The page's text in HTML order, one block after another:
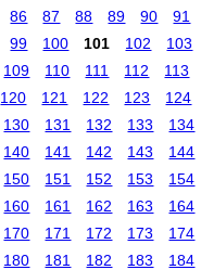
86 87 88 89 90 91
99 100 101 102 103
109 110 111 112 113
120 121 122 123 124
130 131 132 133 134
140 141 142 143 144
150 151 152 153 154
160 161 162 163 164
170 171 172 173 174
180 181 182 183 184